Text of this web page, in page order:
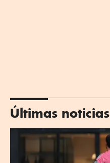
Últimas noticias